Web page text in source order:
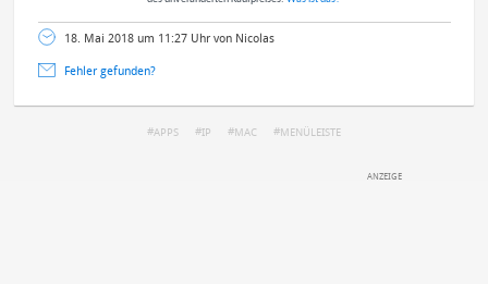
18. Mai 2018 um 11:27 Uhr von Nicolas
Fehler gefunden?
APPS IP MAC MENÜLEISTE